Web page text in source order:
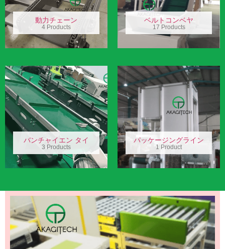
動力チェーン
4 Products
ベルトコンベヤ
17 Products
バンチャイエン タイ
3 Products
パッケージングライン
1 Product